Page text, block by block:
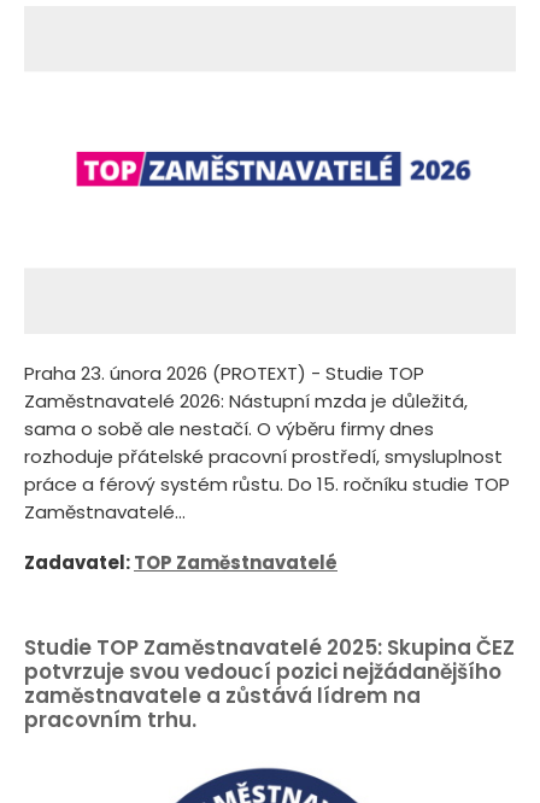
Praha 23. února 2026 (PROTEXT) - Studie TOP
Zaměstnavatelé 2026: Nástupní mzda je důležitá,
sama o sobě ale nestačí. O výběru firmy dnes
rozhoduje přátelské pracovní prostředí, smysluplnost
práce a férový systém růstu. Do 15. ročníku studie TOP
Zaměstnavatelé...
Zadavatel:TOP Zaměstnavatelé
Studie TOP Zaměstnavatelé 2025: Skupina ČEZ
potvrzuje svou vedoucí pozici nejžádanějšího
zaměstnavatele a zůstává lídrem na
pracovním trhu.